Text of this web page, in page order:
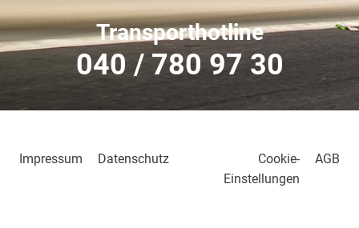
Transporthotline
040 / 780 97 30
Impressum Datenschutz
Cookie-
Einstellungen
AGB